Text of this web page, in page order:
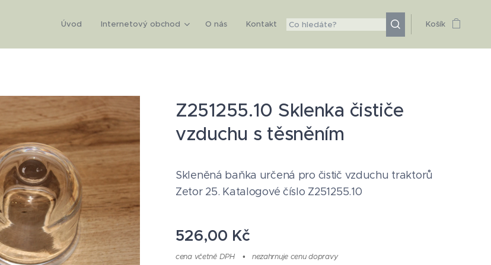
Úvod Internetový obchod O nás Kontakt Košík
Z251255.10 Sklenka čističe
vzduchu s těsněním
Skleněná baňka určená pro čistič vzduchu traktorů
Zetor 25. Katalogové číslo Z251255.10
526,00 Kč
cena včetně DPH nezahrnuje cenu dopravy